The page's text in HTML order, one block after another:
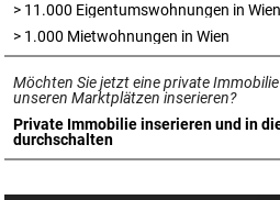
42,2 GRAD! vor
Auch in der Slowakei neuer
Allzeit-Rekord
TV-Star geht mit Kanzler
hart ins Gericht
> 11.000 Eigentumswohnungen in Wien
> 1.000 Mietwohnungen in Wien
Möchten Sie jetzt eine private
unseren Marktplätzen inserieren?
Private Immobilie inserieren und in
durchschalten
in neuem Tab öffnen